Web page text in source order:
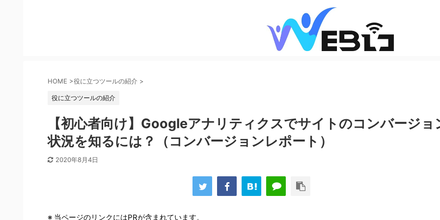
HOME >役に立つツールの紹介 >
役に立つツールの紹介
【初心者向け】Googleアナリティクスでサイトのコンバージョ
状況を知るには？（コンバージョンレポート）
2020年8月4日
※ 当ページのリンクにはPRが含まれています。